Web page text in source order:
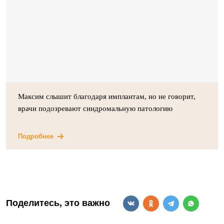
Максим слышит благодаря имплантам, но не говорит,
врачи подозревают синдромальную патологию
Подробнее
Поделитесь, это важно